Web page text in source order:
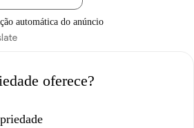
automática do anúncio
oferece?